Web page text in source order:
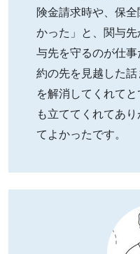
険金請求時や、保
かった」と、関与
与先を守るのが仕
約の先を見越した
を解消してくれて
も立ててくれてあ
てよかったです。